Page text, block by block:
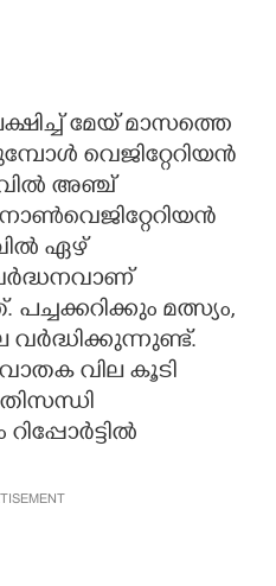
മേയ് മാസത്തെ
വെജിറ്റേറിയന്‍
അഞ്ച്
ഏഴ്
പച്ചക്കറിക്കും മത്സ്യം,
വര്‍ദ്ധിക്കുന്നുണ്ട്.
വില കൂടി